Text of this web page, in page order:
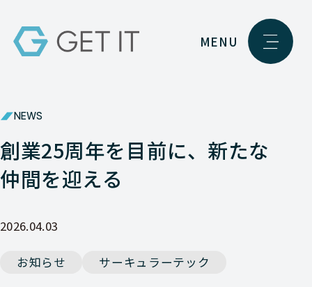
MENU
NEWS
創業25周年を目前に、新たな
仲間を迎える
2026.04.03
お知らせ サーキュラーテック